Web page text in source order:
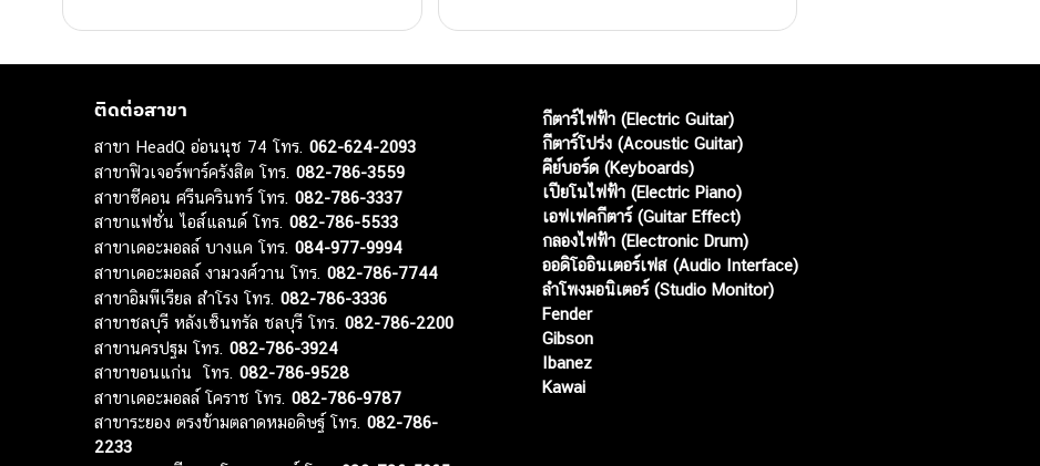
ติดต่อสาขา
สาขา HeadQ อ่อนนุช 74 โทร.062-624-2093
สาขาฟิวเจอร์พาร์ครังสิต โทร.082-786-3559
สาขาซีคอน ศรีนครินทร์ โทร.082-786-3337
สาขาแฟชั่น ไอส์แลนด์ โทร.082-786-5533
สาขาเดอะมอลล์ บางแค โทร.084-977-9994
สาขาเดอะมอลล์ งามวงศ์วาน โทร.082-786-7744
สาขาอิมพีเรียล สำโรง โทร.082-786-3336
สาขาชลบุรี หลังเซ็นทรัล ชลบุรี โทร.082-786-2200
สาขานครปฐม โทร.082-786-3924
สาขาขอนแก่น โทร.082-786-9528
สาขาเดอะมอลล์ โคราช โทร.082-786-9787
สาขาระยอง ตรงข้ามตลาดหมอดิษฐ์ โทร.082-786-
2233
กีตาร์ไฟฟ้า (Electric Guitar)
กีตาร์โปร่ง (Acoustic Guitar)
คีย์บอร์ด (Keyboards)
เปียโนไฟฟ้า (Electric Piano)
เอฟเฟคกีตาร์ (Guitar Effect)
กลองไฟฟ้า (Electronic Drum)
ออดิโออินเตอร์เฟส (Audio Interface)
ลำโพงมอนิเตอร์ (Studio Monitor)
Fender
Gibson
Ibanez
Kawai